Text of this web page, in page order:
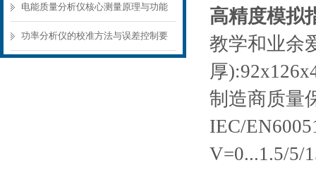
量应用场景
电能质量分析仪核心测量原理与功能
模块解析
功率分析仪的校准方法与误差控制要
高精度模拟
教学和业余
厚
制造商质量
IEC/
V=0...1.5/5/